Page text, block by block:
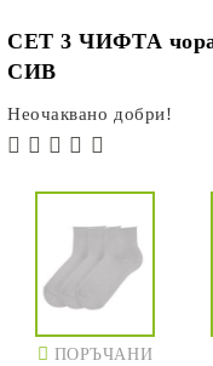
СЕТ 3 ЧИФТА
СИВ
Неочаквано добри!
ПОРЪЧАНИ